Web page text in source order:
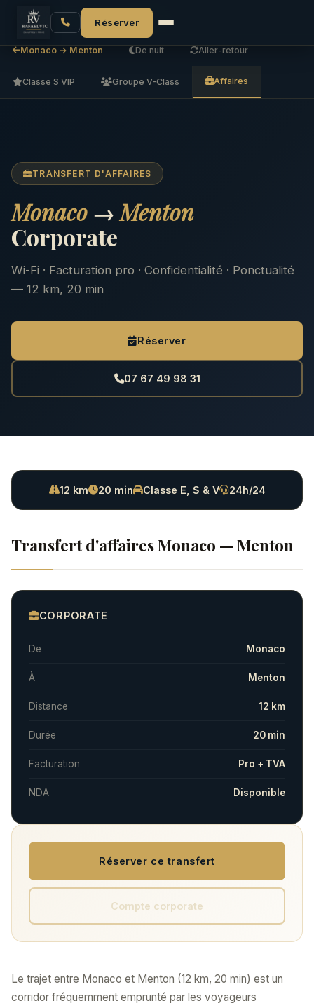
Réserver
Accueil Monaco → Menton
Monaco → Menton De nuit Aller-retour
Classe S VIP Groupe V-Class Affaires
TRANSFERT D'AFFAIRES
Monaco →Menton
Corporate
Wi-Fi · Facturation pro · Confidentialité · Ponctualité
— 12 km, 20 min
Réserver
07 67 49 98 31
12 km 20 min Classe E, S & V 24h/24
Transfert d'affaires Monaco — Menton
Le trajet entre Monaco et Menton (12 km, 20 min) est un
corridor fréquemment emprunté par les voyageurs
CORPORATE
De Monaco
À Menton
Distance 12 km
Durée 20 min
Facturation Pro + TVA
NDA Disponible
Réserver ce transfert
Compte corporate